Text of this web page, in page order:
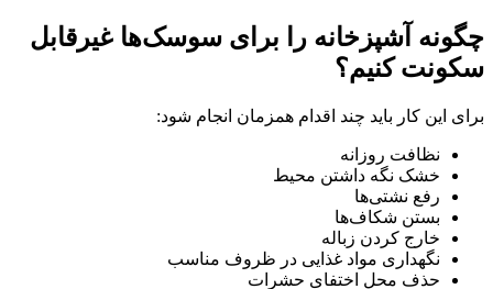
چگونه آشپزخانه را برای سوسک‌ها غیرقابل
سکونت کنیم؟
برای این کار باید چند اقدام همزمان انجام شود:
نظافت روزانه
خشک نگه داشتن محیط
رفع نشتی‌ها
بستن شکاف‌ها
خارج کردن زباله
نگهداری مواد غذایی در ظروف مناسب
حذف محل اختفای حشرات